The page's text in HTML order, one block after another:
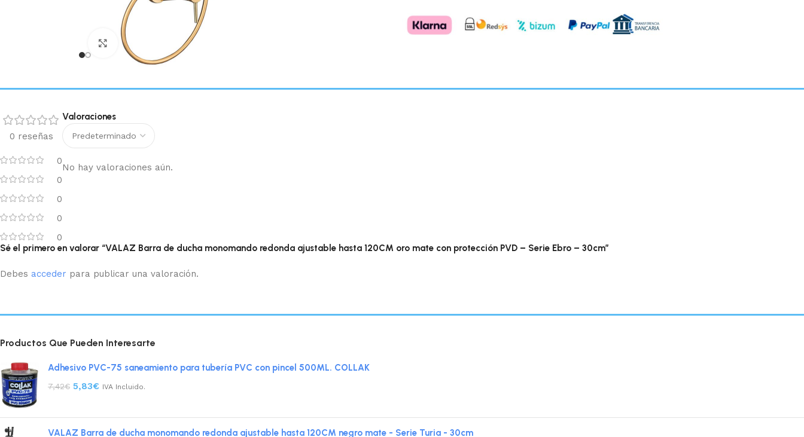
Haga clic para ampliar
0 reseñas
0
0
0
0
0
Valoraciones
No hay valoraciones aún.
Sé el primero en valorar “VALAZ Barra de ducha monomando redonda ajustable hasta 120CM oro mate con protección PVD – Serie Ebro – 30cm”
Debes acceder para publicar una valoración.
Productos Que Pueden Interesarte
Adhesivo PVC-75 saneamiento para tubería PVC con pincel 500ML. COLLAK
7,42€ 5,83€ IVA Incluido.
VALAZ Barra de ducha monomando redonda ajustable hasta 120CM negro mate - Serie Turia - 30cm